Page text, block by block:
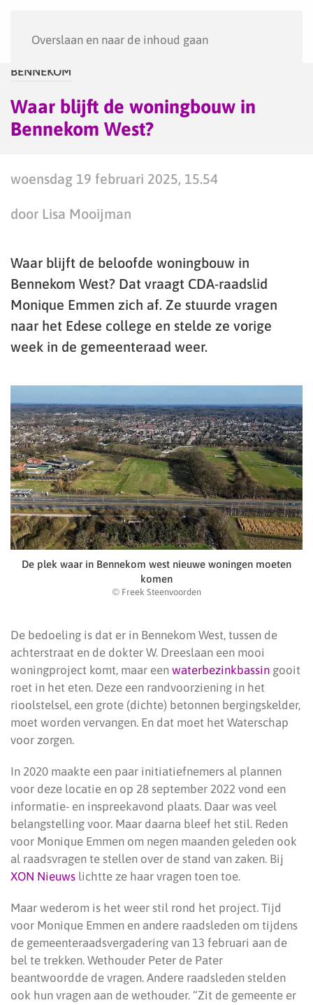
Overslaan en naar de inhoud gaan
BENNEKOM
Waar blijft de woningbouw in
Bennekom West?
woensdag 19 februari 2025, 15.54
door Lisa Mooijman
Waar blijft de beloofde woningbouw in
Bennekom West? Dat vraagt CDA-raadslid
Monique Emmen zich af. Ze stuurde vragen
naar het Edese college en stelde ze vorige
week in de gemeenteraad weer.
De plek waar in Bennekom west nieuwe woningen moeten
komen
© Freek Steenvoorden
De bedoeling is dat er in Bennekom West, tussen de
achterstraat en de dokter W. Dreeslaan een mooi
woningproject komt, maar een waterbezinkbassin gooit
roet in het eten. Deze een randvoorziening in het
rioolstelsel, een grote (dichte) betonnen bergingskelder,
moet worden vervangen. En dat moet het Waterschap
voor zorgen.
In 2020 maakte een paar initiatiefnemers al plannen
voor deze locatie en op 28 september 2022 vond een
informatie- en inspreekavond plaats. Daar was veel
belangstelling voor. Maar daarna bleef het stil. Reden
voor Monique Emmen om negen maanden geleden ook
al raadsvragen te stellen over de stand van zaken. Bij
XON Nieuws lichtte ze haar vragen toen toe.
Maar wederom is het weer stil rond het project. Tijd
voor Monique Emmen en andere raadsleden om tijdens
de gemeenteraadsvergadering van 13 februari aan de
bel te trekken. Wethouder Peter de Pater
beantwoordde de vragen. Andere raadsleden stelden
ook hun vragen aan de wethouder. “Zit de gemeente er